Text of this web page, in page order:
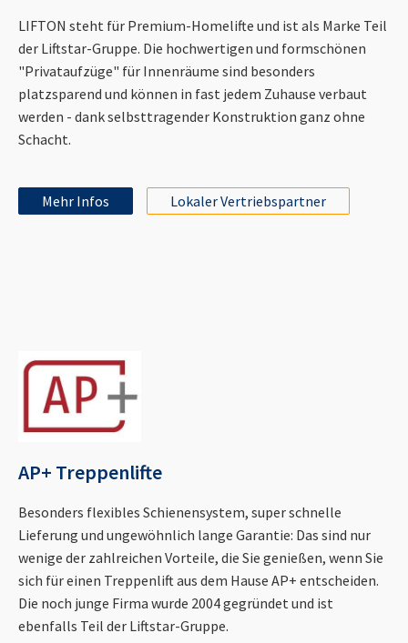
LIFTON steht für Premium-Homelifte und ist als Marke Teil
der Liftstar-Gruppe. Die hochwertigen und formschönen
"Privataufzüge" für Innenräume sind besonders
platzsparend und können in fast jedem Zuhause verbaut
werden - dank selbsttragender Konstruktion ganz ohne
Schacht.
Mehr Infos Lokaler Vertriebspartner
AP+ Treppenlifte
Besonders flexibles Schienensystem, super schnelle
Lieferung und ungewöhnlich lange Garantie: Das sind nur
wenige der zahlreichen Vorteile, die Sie genießen, wenn Sie
sich für einen Treppenlift aus dem Hause AP+ entscheiden.
Die noch junge Firma wurde 2004 gegründet und ist
ebenfalls Teil der Liftstar-Gruppe.